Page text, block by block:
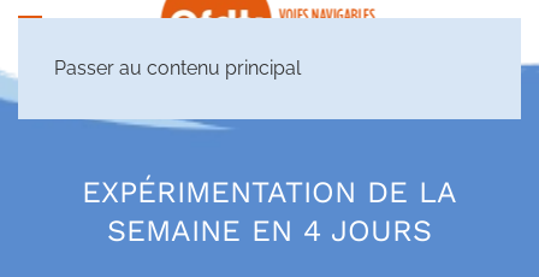
Passer au contenu principal
EXPÉRIMENTATION DE LA
SEMAINE EN 4 JOURS